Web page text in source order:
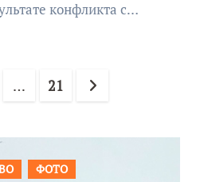
конфликта с…
… 21